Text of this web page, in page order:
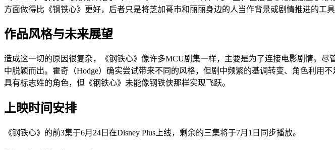
方面做得比《钢铁心》更好，后者只是将芝加哥市和丽丽身边的人当作背景或剧情推进的工
作品风格与未来展望
造成这一切的原因很复杂，《钢铁心》像许多MCU剧集一样，主要是为了连接电影剧情。
中脱颖而出。霍奇（Hodge）确实尝试带来不同的风格，但剧中频繁的基调转变、角色利用
具有标志姓的角色，但《钢铁心》未能像钢铁侠那样实现飞跃。
上映时间安排
《钢铁心》的前3集于6月24日在Disney Plus上线，剩余的三集将于7月1日同步播放。